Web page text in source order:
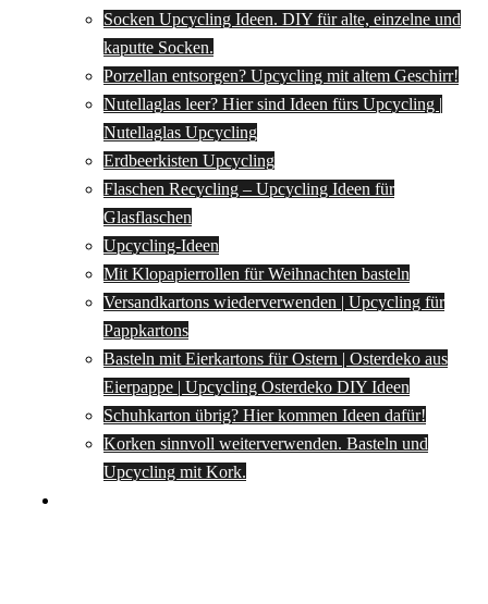
Socken Upcycling Ideen. DIY für alte, einzelne und
kaputte Socken.
Porzellan entsorgen? Upcycling mit altem Geschirr!
Nutellaglas leer? Hier sind Ideen fürs Upcycling |
Nutellaglas Upcycling
Erdbeerkisten Upcycling
Flaschen Recycling – Upcycling Ideen für
Glasflaschen
Upcycling-Ideen
Mit Klopapierrollen für Weihnachten basteln
Versandkartons wiederverwenden | Upcycling für
Pappkartons
Basteln mit Eierkartons für Ostern | Osterdeko aus
Eierpappe | Upcycling Osterdeko DIY Ideen
Schuhkarton übrig? Hier kommen Ideen dafür!
Korken sinnvoll weiterverwenden. Basteln und
Upcycling mit Kork.